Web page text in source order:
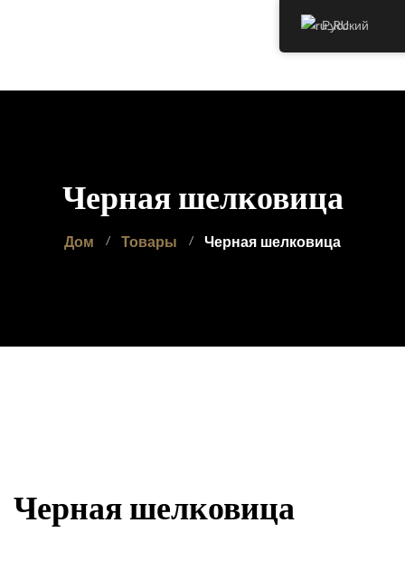
Черная шелковица
Дом Товары Черная шелковица
Черная шелковица
Русский